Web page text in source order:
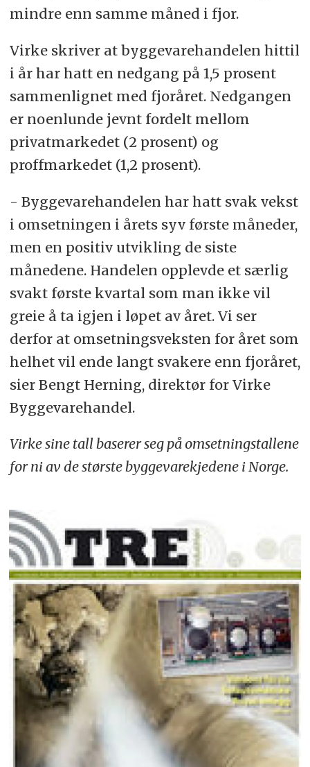
mindre enn samme måned i fjor.
Virke skriver at byggevarehandelen hittil
i år har hatt en nedgang på 1,5 prosent
sammenlignet med fjoråret. Nedgangen
er noenlunde jevnt fordelt mellom
privatmarkedet (2 prosent) og
proffmarkedet (1,2 prosent).
- Byggevarehandelen har hatt svak vekst
i omsetningen i årets syv første måneder,
men en positiv utvikling de siste
månedene. Handelen opplevde et særlig
svakt første kvartal som man ikke vil
greie å ta igjen i løpet av året. Vi ser
derfor at omsetningsveksten for året som
helhet vil ende langt svakere enn fjoråret,
sier Bengt Herning, direktør for Virke
Byggevarehandel.
Virke sine tall baserer seg på omsetningstallene
for ni av de største byggevarekjedene i Norge.